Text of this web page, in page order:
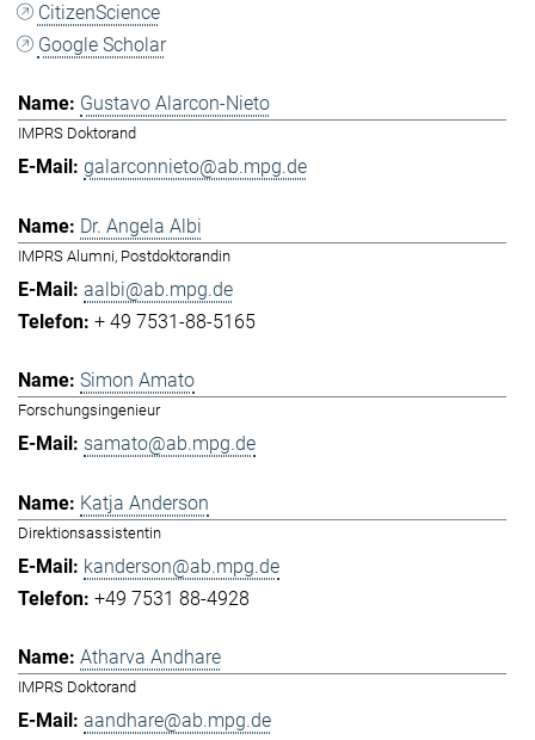
CitizenScience
Google Scholar
Gustavo Alarcon-Nieto
IMPRS Doktorand
galarconnieto@ab.mpg.de
Dr. Angela Albi
IMPRS Alumni, Postdoktorandin
aalbi@ab.mpg.de
+ 49 7531-88-5165
Simon Amato
Forschungsingenieur
samato@ab.mpg.de
Katja Anderson
Direktionsassistentin
kanderson@ab.mpg.de
+49 7531 88-4928
Atharva Andhare
IMPRS Doktorand
aandhare@ab.mpg.de